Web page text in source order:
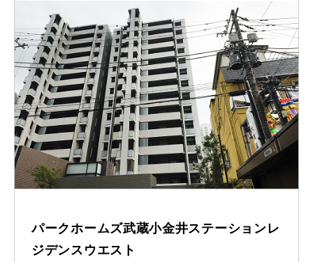
パークホームズ武蔵小金井ステーションレ
ジデンスウエスト